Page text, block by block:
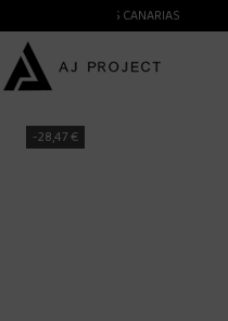
A LAS ISLAS CANARIAS
-28,47 €